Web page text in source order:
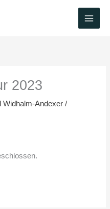
2023
Widhalm-Andexer/